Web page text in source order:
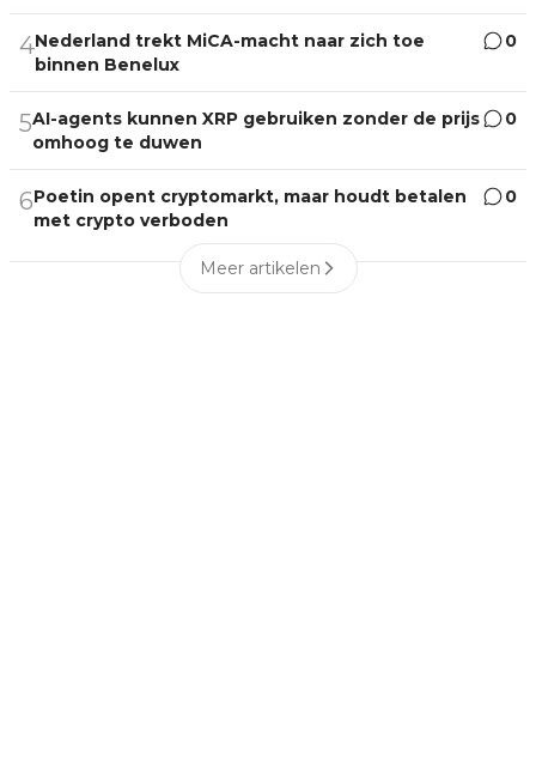
4Nederland trekt MiCA-macht naar zich toe
binnen Benelux
0
5AI-agents kunnen XRP gebruiken zonder de prijs
omhoog te duwen
0
6Poetin opent cryptomarkt, maar houdt betalen
met crypto verboden
0
Meer artikelen